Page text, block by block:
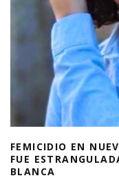
FEMICIDIO EN
FUE
BLANCA